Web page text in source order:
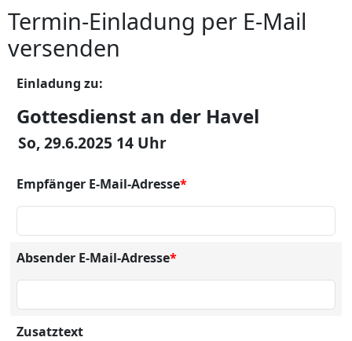
Termin-Einladung per E-Mail
versenden
Einladung zu:
Gottesdienst an der Havel
So, 29.6.2025 14 Uhr
Empfänger E-Mail-Adresse*
Absender E-Mail-Adresse*
Zusatztext